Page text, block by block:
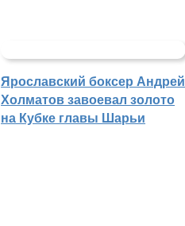
Ярославский боксер Андрей
Холматов завоевал золото
на Кубке главы Шарьи